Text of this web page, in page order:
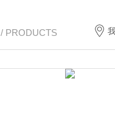
/ PRODUCTS